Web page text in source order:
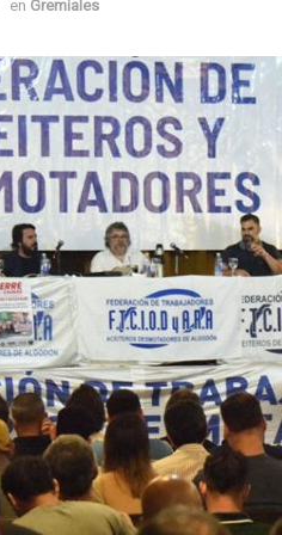
en Gremiales